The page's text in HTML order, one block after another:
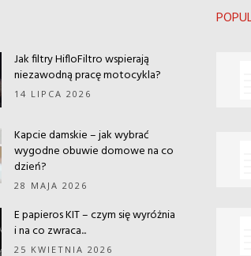
Jak filtry HifloFiltro wspierają
niezawodną pracę motocykla?
14 LIPCA 2026
Kapcie damskie – jak wybrać
wygodne obuwie domowe na co
dzień?
28 MAJA 2026
E papieros KIT – czym się wyróżnia
i na co zwraca...
25 KWIETNIA 2026